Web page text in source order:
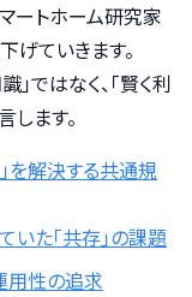
ートホーム研究家
げていきます。
ではなく、「賢く利
ます。
を解決する共通規
いた「共存」の課題
用性の追求